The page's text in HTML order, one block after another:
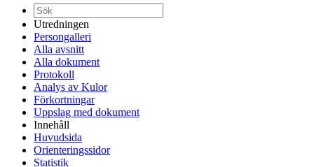
Utredningen
Persongalleri
Alla avsnitt
Alla dokument
Protokoll
Analys av Kulor
Förkortningar
Uppslag med dokument
Innehåll
Huvudsida
Orienteringssidor
Statistik